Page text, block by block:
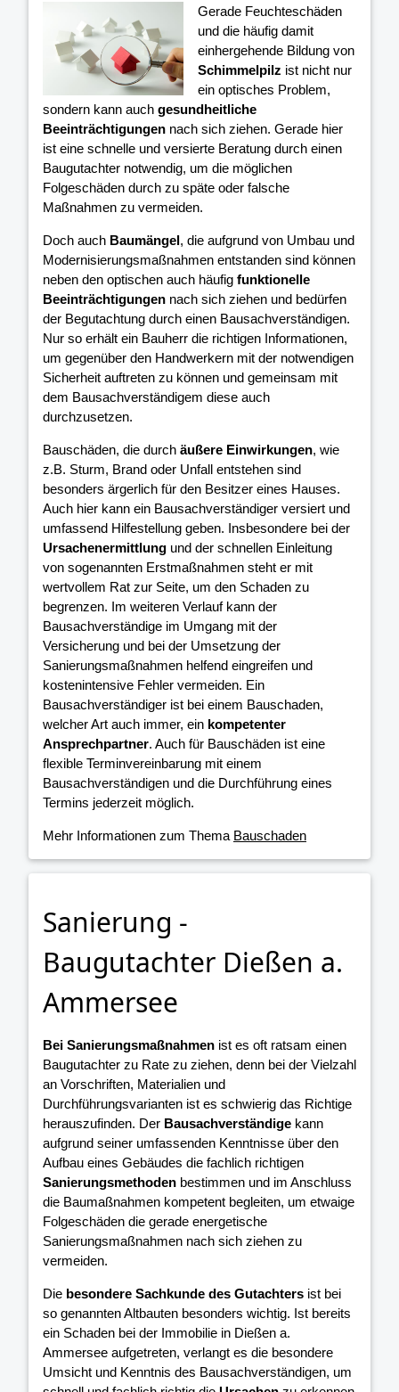
Gerade Feuchteschäden
und die häufig damit
einhergehende Bildung von
Schimmelpilz ist nicht nur
ein optisches Problem,
sondern kann auch gesundheitliche
Beeinträchtigungen nach sich ziehen. Gerade hier
ist eine schnelle und versierte Beratung durch einen
Baugutachter notwendig, um die möglichen
Folgeschäden durch zu späte oder falsche
Maßnahmen zu vermeiden.
Doch auch Baumängel, die aufgrund von Umbau und
Modernisierungsmaßnahmen entstanden sind können
neben den optischen auch häufig funktionelle
Beeinträchtigungen nach sich ziehen und bedürfen
der Begutachtung durch einen Bausachverständigen.
Nur so erhält ein Bauherr die richtigen Informationen,
um gegenüber den Handwerkern mit der notwendigen
Sicherheit auftreten zu können und gemeinsam mit
dem Bausachverständigem diese auch
durchzusetzen.
Bauschäden, die durch äußere Einwirkungen, wie
z.B. Sturm, Brand oder Unfall entstehen sind
besonders ärgerlich für den Besitzer eines Hauses.
Auch hier kann ein Bausachverständiger versiert und
umfassend Hilfestellung geben. Insbesondere bei der
Ursachenermittlung und der schnellen Einleitung
von sogenannten Erstmaßnahmen steht er mit
wertvollem Rat zur Seite, um den Schaden zu
begrenzen. Im weiteren Verlauf kann der
Bausachverständige im Umgang mit der
Versicherung und bei der Umsetzung der
Sanierungsmaßnahmen helfend eingreifen und
kostenintensive Fehler vermeiden. Ein
Bausachverständiger ist bei einem Bauschaden,
welcher Art auch immer, ein kompetenter
Ansprechpartner. Auch für Bauschäden ist eine
flexible Terminvereinbarung mit einem
Bausachverständigen und die Durchführung eines
Termins jederzeit möglich.
Mehr Informationen zum Thema Bauschaden
Sanierung -
Baugutachter Dießen a.
Ammersee
Bei Sanierungsmaßnahmen ist es oft ratsam einen
Baugutachter zu Rate zu ziehen, denn bei der Vielzahl
an Vorschriften, Materialien und
Durchführungsvarianten ist es schwierig das Richtige
herauszufinden. Der Bausachverständige kann
aufgrund seiner umfassenden Kenntnisse über den
Aufbau eines Gebäudes die fachlich richtigen
Sanierungsmethoden bestimmen und im Anschluss
die Baumaßnahmen kompetent begleiten, um etwaige
Folgeschäden die gerade energetische
Sanierungsmaßnahmen nach sich ziehen zu
vermeiden.
Die besondere Sachkunde des Gutachters ist bei
so genannten Altbauten besonders wichtig. Ist bereits
ein Schaden bei der Immobilie in Dießen a.
Ammersee aufgetreten, verlangt es die besondere
Umsicht und Kenntnis des Bausachverständigen, um